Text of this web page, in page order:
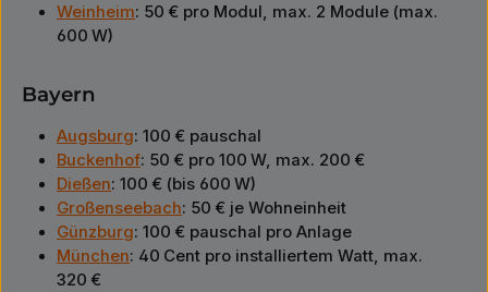
Weinheim: 50 € pro Modul, max. 2 Module (max.
600 W)
Bayern
Augsburg: 100 € pauschal
Buckenhof: 50 € pro 100 W, max. 200 €
Dießen: 100 € (bis 600 W)
Großenseebach: 50 € je Wohneinheit
Günzburg: 100 € pauschal pro Anlage
München: 40 Cent pro installiertem Watt, max.
320 €